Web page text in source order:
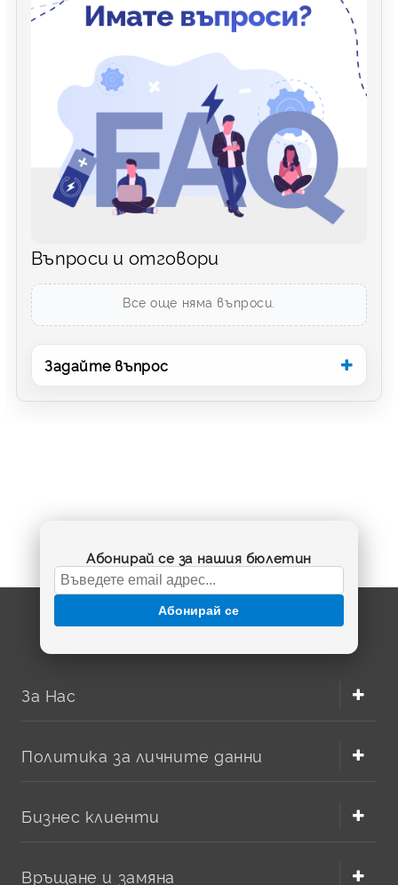
Въпроси и отговори
Все още няма въпроси.
Задайте въпрос
Абонирай се за нашия бюлетин
Абонирай се
За Нас
Политика за личните данни
Бизнес клиенти
Връщане и замяна